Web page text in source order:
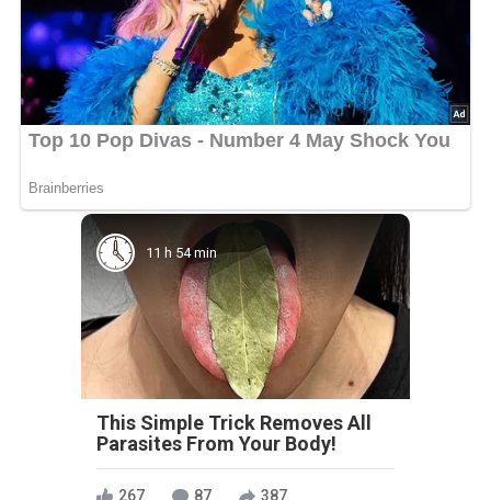
11 h 54 min
This Simple Trick Removes All
Parasites From Your Body!
267 87 387